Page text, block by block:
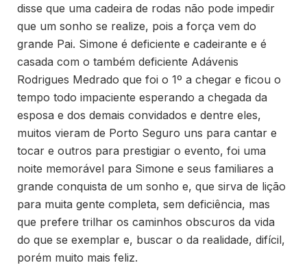
disse que uma cadeira de rodas não pode impedir
que um sonho se realize, pois a força vem do
grande Pai. Simone é deficiente e cadeirante e é
casada com o também deficiente Adávenis
Rodrigues Medrado que foi o 1º a chegar e ficou o
tempo todo impaciente esperando a chegada da
esposa e dos demais convidados e dentre eles,
muitos vieram de Porto Seguro uns para cantar e
tocar e outros para prestigiar o evento, foi uma
noite memorável para Simone e seus familiares a
grande conquista de um sonho e, que sirva de lição
para muita gente completa, sem deficiência, mas
que prefere trilhar os caminhos obscuros da vida
do que se exemplar e, buscar o da realidade, difícil,
porém muito mais feliz.